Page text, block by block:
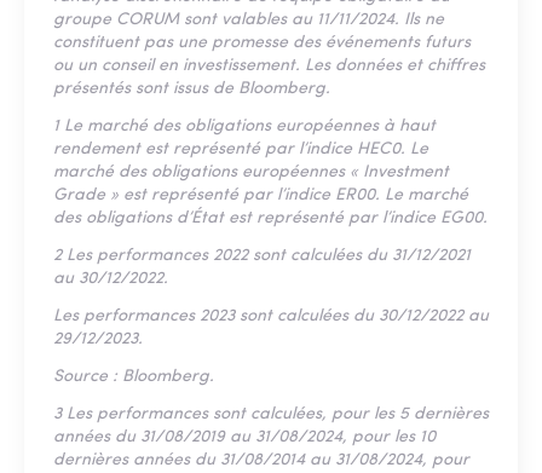
groupe CORUM sont valables au 11/11/2024. Ils ne
constituent pas une promesse des événements futurs
ou un conseil en investissement. Les données et chiffres
présentés sont issus de Bloomberg.
1 Le marché des obligations européennes à haut
rendement est représenté par l’indice HEC0. Le
marché des obligations européennes « Investment
Grade » est représenté par l’indice ER00. Le marché
des obligations d’État est représenté par l’indice EG00.
2 Les performances 2022 sont calculées du 31/12/2021
au 30/12/2022.
Les performances 2023 sont calculées du 30/12/2022 au
29/12/2023.
Source : Bloomberg.
3 Les performances sont calculées, pour les 5 dernières
années du 31/08/2019 au 31/08/2024, pour les 10
dernières années du 31/08/2014 au 31/08/2024, pour